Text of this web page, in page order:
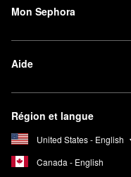
Mon Sephora
Aide
Région et langue
United States - English
Canada - English